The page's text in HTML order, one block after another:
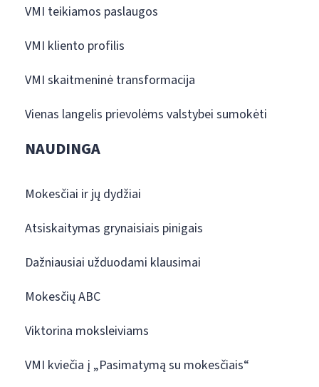
VMI teikiamos paslaugos
VMI kliento profilis
VMI skaitmeninė transformacija
Vienas langelis prievolėms valstybei sumokėti
NAUDINGA
Mokesčiai ir jų dydžiai
Atsiskaitymas grynaisiais pinigais
Dažniausiai užduodami klausimai
Mokesčių ABC
Viktorina moksleiviams
VMI kviečia į „Pasimatymą su mokesčiais“